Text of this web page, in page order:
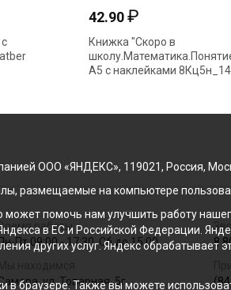
42.90₽
Книжка "Скоро в
А5 с наклейками
работы
Пт 09:00 - 17:30, Сб до 15:00
ул. Товарная, 5г
8
ООО «ЯНДЕКС», 119021, Россия,
размещаемые на компьютере
помочь нам улучшить работу
в ЕС и Российской Федерации.
других услуг. Яндекс
в браузере. Также вы можете